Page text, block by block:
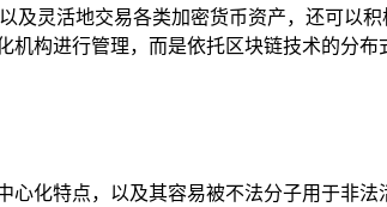
灵活地交易各类加密货币资产，还可以
构进行管理，而是依托区块链技术的分
化特点，以及其容易被不法分子用于非